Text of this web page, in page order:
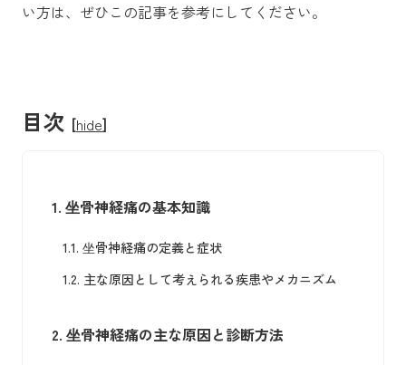
い方は、ぜひこの記事を参考にしてください。
目次 [hide]
1. 坐骨神経痛の基本知識
1.1. 坐骨神経痛の定義と症状
1.2. 主な原因として考えられる疾患やメカニズム
2. 坐骨神経痛の主な原因と診断方法